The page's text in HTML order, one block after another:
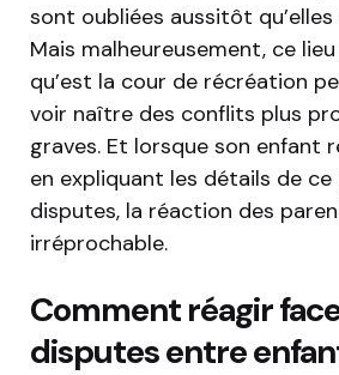
sont oubliées aussitôt
Mais malheureusement, ce
qu’est la cour de récréation
voir naître des conflits plus
graves. Et lorsque son enfant
en expliquant les détails de ce
disputes, la réaction des
irréprochable.
Comment réagir
disputes entre